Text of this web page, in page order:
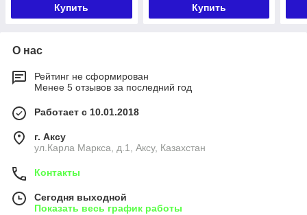
Купить Купить
О нас
Рейтинг не сформирован
Менее 5 отзывов за последний год
Работает с 10.01.2018
г. Аксу
ул.Карла Маркса, д.1, Аксу, Казахстан
Контакты
Сегодня выходной
Показать весь график работы